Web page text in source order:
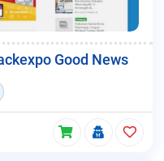
Good News